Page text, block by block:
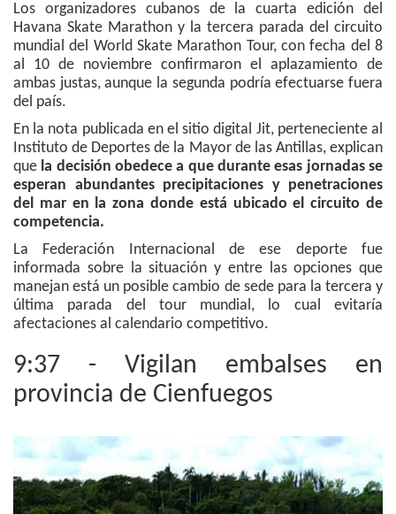
Los organizadores cubanos de la cuarta edición del
Havana Skate Marathon y la tercera parada del circuito
mundial del World Skate Marathon Tour, con fecha del 8
al 10 de noviembre confirmaron el aplazamiento de
ambas justas, aunque la segunda podría efectuarse fuera
del país.
En la nota publicada en el sitio digital Jit, perteneciente al
Instituto de Deportes de la Mayor de las Antillas, explican
que la decisión obedece a que durante esas jornadas se
esperan abundantes precipitaciones y penetraciones
del mar en la zona donde está ubicado el circuito de
competencia.
La Federación Internacional de ese deporte fue
informada sobre la situación y entre las opciones que
manejan está un posible cambio de sede para la tercera y
última parada del tour mundial, lo cual evitaría
afectaciones al calendario competitivo.
9:37 - Vigilan embalses en
provincia de Cienfuegos